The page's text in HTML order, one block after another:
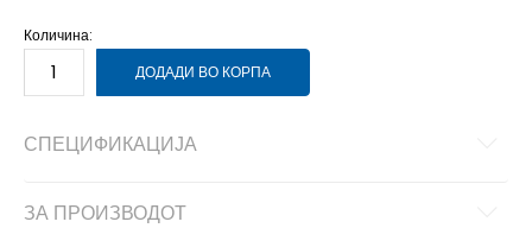
Количина:
ДОДАДИ ВО КОРПА
СПЕЦИФИКАЦИЈА
ЗА ПРОИЗВОДОТ